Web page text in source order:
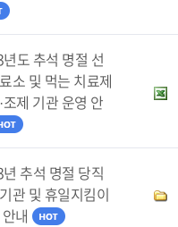
도 추석 명절 선
소 및 먹는 치료제
조제 기관 운영 안
추석 명절 당직
관 및 휴일지킴이
내